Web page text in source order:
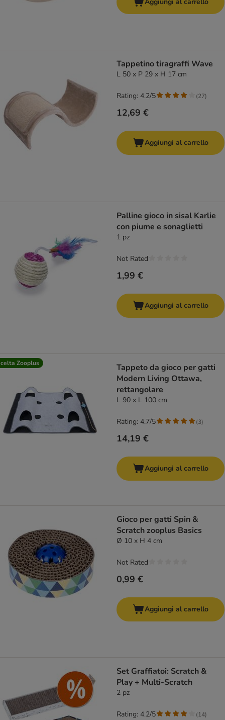
Tappetino tiragraffi Wave
L 50 x P 29 x H 17 cm
12,69 €
Rating: 4.2/5 (27)
Aggiungi al carrello
Palline gioco in sisal Karlie
con piume e sonaglietti
1 pz
1,99 €
Not Rated
Aggiungi al carrello
Zooplus
Tappeto da gioco per gatti
Modern Living Ottawa,
rettangolare
L 90 x L 100 cm
14,19 €
Rating: 4.7/5 (3)
Aggiungi al carrello
Gioco per gatti Spin &
Scratch zooplus Basics
Ø 10 x H 4 cm
0,99 €
Not Rated
Aggiungi al carrello
Set Graffiatoi: Scratch &
Play + Multi-Scratch
2 pz
Rating: 4.2/5 (14)